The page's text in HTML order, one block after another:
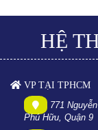
HỆ
VP TẠI TPHCM
771
Phú Hữu, Quận 9